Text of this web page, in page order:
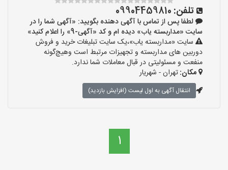
تلفن: 09904459810
لطفا پس از تماس با آگهی دهنده بگویید: «آگهی شما را در
سایت «مداربسته یاب» دیده ام و کد «آگهی-9» را اعلام کنید»
سایت «مداربسته یاب»،یک سایت تبلیغات خرید و فروش
دوربین های مداربسته و تجهیزات مرتبط است وهیچ‌گونه
منفعت و مسئولیتی در قبال معاملات شما ندارد.
مکان:تهران - شهریار
انتقال آگهی به اول لیست (افزایش بازدید)
1